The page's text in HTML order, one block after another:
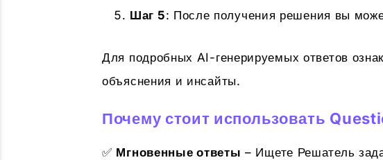
Шаг 5: После получения решения вы
Для подробных AI-генерируемых ответов
объяснения и инсайты.
Почему стоит использовать
✅ Мгновенные ответы – Ищете Решатель